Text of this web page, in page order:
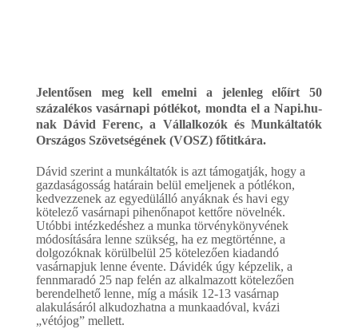
Jelentősen meg kell emelni a jelenleg előírt 50
százalékos vasárnapi pótlékot, mondta ela Napi.hu-
nak Dávid Ferenc, a Vállalkozók és Munkáltatók
Országos Szövetségének (VOSZ) főtitkára.
Dávid szerint a munkáltatók is azt támogatják, hogy a
gazdaságosság határain belül emeljenek a pótlékon,
kedvezzenek az egyedülálló anyáknak és havi egy
kötelező vasárnapi pihenőnapot kettőre növelnék.
Utóbbi intézkedéshez a munka törvénykönyvének
módosítására lenne szükség, ha ez megtörténne, a
dolgozóknak körülbelül 25 kötelezően kiadandó
vasárnapjuk lenne évente. Dávidék úgy képzelik, a
fennmaradó 25 nap felén az alkalmazott kötelezően
berendelhető lenne, míg a másik 12-13 vasárnap
alakulásáról alkudozhatna a munkaadóval, kvázi
„vétójog” mellett.